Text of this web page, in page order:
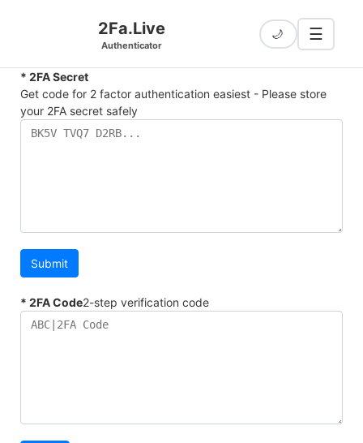
2Fa.Live
Authenticator
🌙 ☰
* 2FA Secret
Get code for 2 factor authentication easiest - Please store
your 2FA secret safely
Submit
* 2FA Code2-step verification code